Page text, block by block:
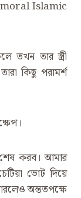
Islamic
তখন তার স্ত্রী
কিছু পরামর্শ
শেষ করব। আমার
ভোট দিয়ে
অন্ততপক্ষে